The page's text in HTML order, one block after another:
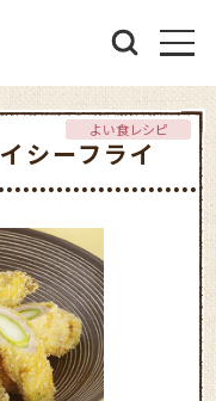
シーフライ
よい食レシピ